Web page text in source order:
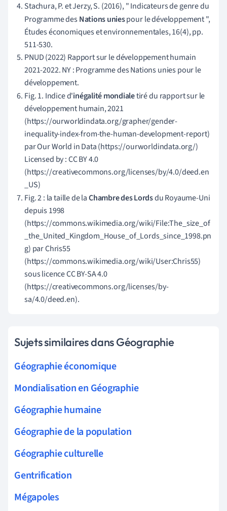
Stachura, P. et Jerzy, S. (2016), " Indicateurs de genre du
Programme desNations uniespour le développement ",
Études économiques et environnementales, 16(4), pp.
511-530.
PNUD (2022) Rapport sur le développement humain
2021-2022. NY : Programme des Nations unies pour le
développement.
Fig. 1. Indice d'inégalité mondialetiré du rapport sur le
développement humain, 2021
(https://ourworldindata.org/grapher/gender-
inequality-index-from-the-human-development-report)
par Our World in Data (https://ourworldindata.org/)
Licensed by : CC BY 4.0
(https://creativecommons.org/licenses/by/4.0/deed.en
_US)
Fig. 2 : la taille de laChambre des Lordsdu Royaume-Uni
depuis 1998
(https://commons.wikimedia.org/wiki/File:The_size_of
_the_United_Kingdom_House_of_Lords_since_1998.pn
g) par Chris55
(https://commons.wikimedia.org/wiki/User:Chris55)
sous licence CC BY-SA 4.0
(https://creativecommons.org/licenses/by-
sa/4.0/deed.en).
Sujets similaires dans Géographie
Géographie économique
Mondialisation en Géographie
Géographie humaine
Géographie de la population
Géographie culturelle
Gentrification
Mégapoles